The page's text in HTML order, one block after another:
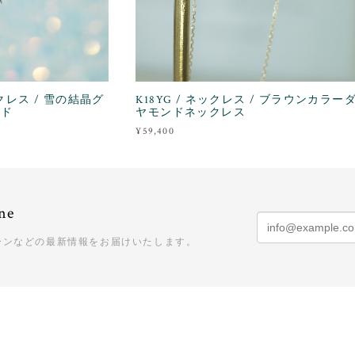
レス / 雪の結晶グ
K18YG / ネックレス / ブラウンカラー
ヤモンドネックレス
¥59,400
などの最新情報をお届けいたします。